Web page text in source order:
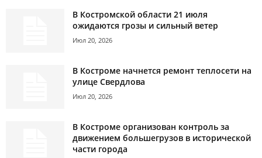
В Костромской области 21 июля
ожидаются грозы и сильный ветер
Июл 20, 2026
В Костроме начнется ремонт теплосети на
улице Свердлова
Июл 20, 2026
В Костроме организован контроль за
движением большегрузов в исторической
части города